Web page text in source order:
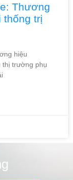
Thương
thống trị
hiệu
thị trường phụ